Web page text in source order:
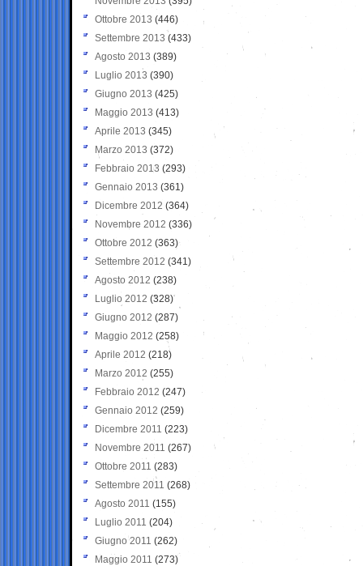
Ottobre 2013 (446)
Settembre 2013 (433)
Agosto 2013 (389)
Luglio 2013 (390)
Giugno 2013 (425)
Maggio 2013 (413)
Aprile 2013 (345)
Marzo 2013 (372)
Febbraio 2013 (293)
Gennaio 2013 (361)
Dicembre 2012 (364)
Novembre 2012 (336)
Ottobre 2012 (363)
Settembre 2012 (341)
Agosto 2012 (238)
Luglio 2012 (328)
Giugno 2012 (287)
Maggio 2012 (258)
Aprile 2012 (218)
Marzo 2012 (255)
Febbraio 2012 (247)
Gennaio 2012 (259)
Dicembre 2011 (223)
Novembre 2011 (267)
Ottobre 2011 (283)
Settembre 2011 (268)
Agosto 2011 (155)
Luglio 2011 (204)
Giugno 2011 (262)
Maggio 2011 (273)